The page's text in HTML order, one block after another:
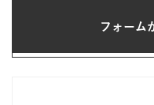
フォーム